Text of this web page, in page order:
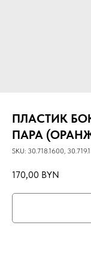
ПЛАСТИК
ПАРА
SKU: 30.718.1600,
170,00 BYN